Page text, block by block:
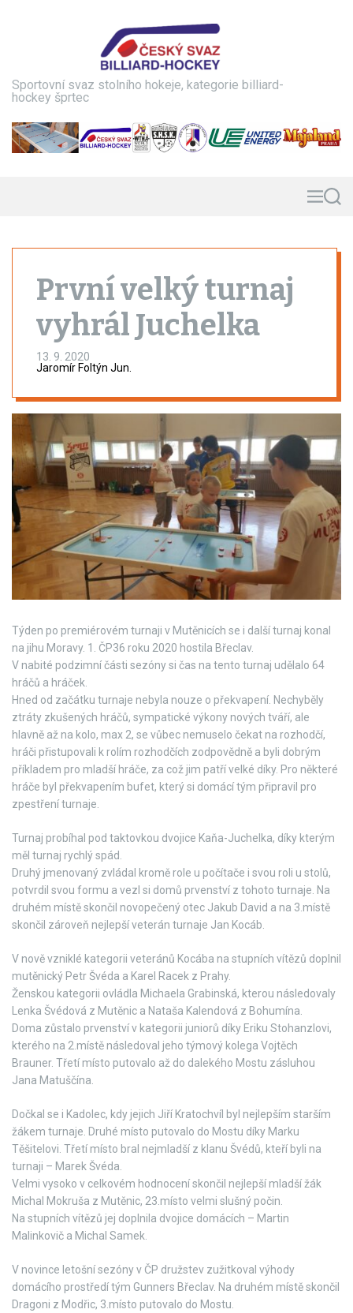
Sportovní svaz stolního hokeje, kategorie billiard-
hockey šprtec
MS
První velký turnaj
vyhrál Juchelka
13. 9. 2020
Jaromír Foltýn Jun.
Týden po premiérovém turnaji v Mutěnicích se i další turnaj konal
na jihu Moravy. 1. ČP36 roku 2020 hostila Břeclav.
V nabité podzimní části sezóny si čas na tento turnaj udělalo 64
hráčů a hráček.
Hned od začátku turnaje nebyla nouze o překvapení. Nechyběly
ztráty zkušených hráčů, sympatické výkony nových tváří, ale
hlavně až na kolo, max 2, se vůbec nemuselo čekat na rozhodčí,
hráči přistupovali k rolím rozhodčích zodpovědně a byli dobrým
příkladem pro mladší hráče, za což jim patří velké díky. Pro některé
hráče byl překvapením bufet, který si domácí tým připravil pro
zpestření turnaje.
Turnaj probíhal pod taktovkou dvojice Kaňa-Juchelka, díky kterým
měl turnaj rychlý spád.
Druhý jmenovaný zvládal kromě role u počítače i svou roli u stolů,
potvrdil svou formu a vezl si domů prvenství z tohoto turnaje. Na
druhém místě skončil novopečený otec Jakub David a na 3.místě
skončil zároveň nejlepší veterán turnaje Jan Kocáb.
V nově vzniklé kategorii veteránů Kocába na stupních vítězů doplnil
mutěnický Petr Švéda a Karel Racek z Prahy.
Ženskou kategorii ovládla Michaela Grabinská, kterou následovaly
Lenka Švédová z Mutěnic a Nataša Kalendová z Bohumína.
Doma zůstalo prvenství v kategorii juniorů díky Eriku Stohanzlovi,
kterého na 2.místě následoval jeho týmový kolega Vojtěch
Brauner. Třetí místo putovalo až do dalekého Mostu zásluhou
Jana Matuščína.
Dočkal se i Kadolec, kdy jejich Jiří Kratochvíl byl nejlepším starším
žákem turnaje. Druhé místo putovalo do Mostu díky Marku
Těšitelovi. Třetí místo bral nejmladší z klanu Švédů, kteří byli na
turnaji – Marek Švéda.
Velmi vysoko v celkovém hodnocení skončil nejlepší mladší žák
Michal Mokruša z Mutěnic, 23.místo velmi slušný počin.
Na stupních vítězů jej doplnila dvojice domácích – Martin
Malinkovič a Michal Samek.
V novince letošní sezóny v ČP družstev zužitkoval výhody
domácího prostředí tým Gunners Břeclav. Na druhém místě skončil
Dragoni z Modřic, 3.místo putovalo do Mostu.